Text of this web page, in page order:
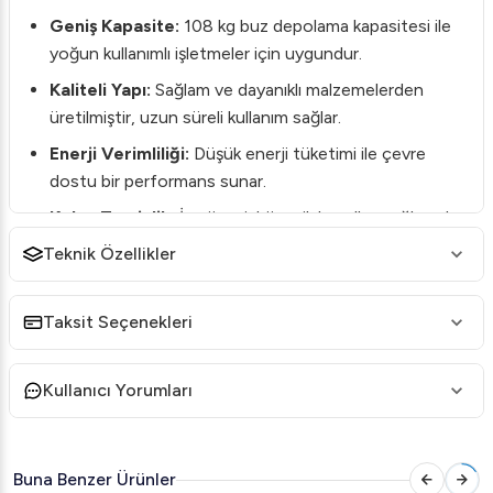
Geniş Kapasite: 108 kg buz depolama kapasitesi ile
yoğun kullanımlı işletmeler için uygundur.
Kaliteli Yapı: Sağlam ve dayanıklı malzemelerden
üretilmiştir, uzun süreli kullanım sağlar.
Enerji Verimliliği: Düşük enerji tüketimi ile çevre
dostu bir performans sunar.
Kolay Temizlik:İç yüzeyi, hijyenik koşulları sağlamak
adına kolay temizlenebilir malzeme ile kaplanmıştır.
Brema RB 100 buz haznesi, restoranlar, oteller ve büyük
mutfaklar gibi yoğun trafik alan işletmeler için idealdir.
Ürünün az yer kaplayan kompakt tasarımı, sınırlı alana
Ek olarak, Brema'nın üstün mühendislik standartları ile
sorunsuz yürümesine yardımcı olur. Siz de işletmenizdeki
Teknik Özellikler
Taksit Seçenekleri
Kullanıcı Yorumları
Buna Benzer Ürünler